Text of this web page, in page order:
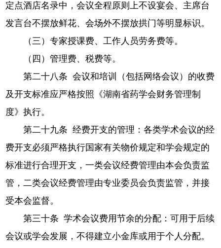
定点酒店名录中，会议全程原则上不设宴会、主席台
发言台不摆放鲜花、会场外不摆放拱门等明显标识。
（三）专家授课费、工作人员劳务费等。
（四）管理费、税费等。
第二十八条 会议和培训（包括网络会议）的收费
及开支标准应严格按照《湖南省药学会财务管理制
度》执行。
第二十九条 经费开支的管理：各类学术会议的经
费开支必须严格执行国家有关物价规定和学会规定的
标准进行合理开支，一类会议经费管理由本会负责监
管，二类会议经费管理由专业委员会负责监管，并接
受本会监督。
第三十条 学术会议费用节余的分配：可用于后续
会议或学会发展，不得建立小金库或用于个人分配。